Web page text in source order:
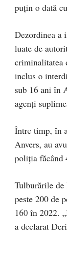
puţin o dată
Dezordinea a
luate de
criminalitatea
inclus o
sub 16 ani în
agenţi
Între timp, în
Anvers, au
poliţia făcând
Tulburările
peste 200 de
160 în 2022.
a declarat